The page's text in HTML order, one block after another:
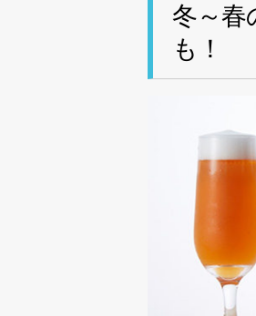
冬～春
も！